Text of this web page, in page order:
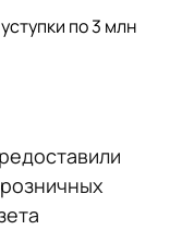
по 3 млн